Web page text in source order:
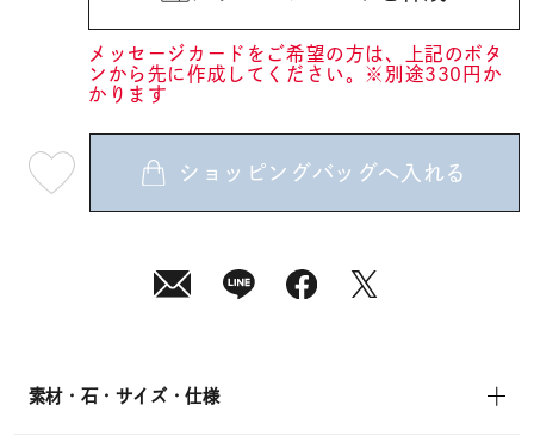
メッセージカードをご希望の方は、上記のボタ
ンから先に作成してください。※別途330円か
かります
08
ショッピングバッグへ入れる
素材・石・サイズ・仕様